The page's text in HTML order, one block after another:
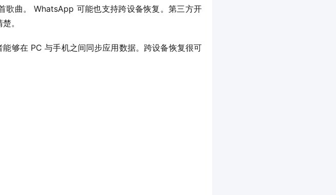
歌曲。 WhatsApp 可能也支持跨设备恢复。第三方开
。
够在 PC 与手机之间同步应用数据。跨设备恢复很可